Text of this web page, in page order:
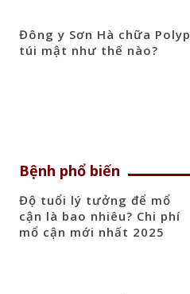
Đông y Sơn Hà chữa Polyp
túi mật như thế nào?
Bệnh phổ biến
Độ tuổi lý tưởng để mổ
cận là bao nhiêu? Chi phí
mổ cận mới nhất 2025